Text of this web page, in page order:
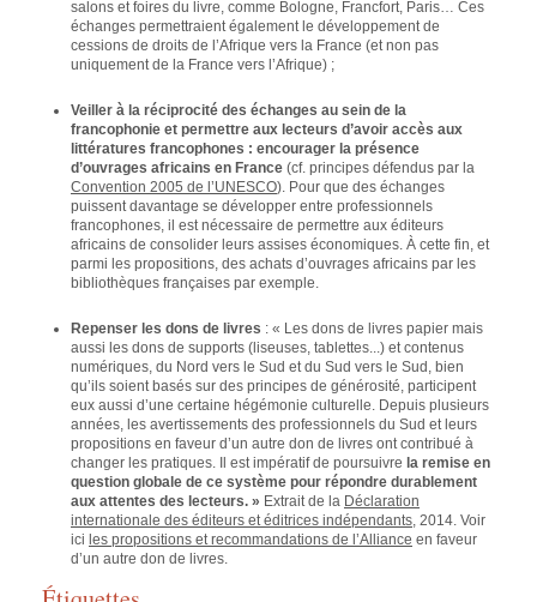
salons et foires du livre, comme Bologne, Francfort, Paris… Ces
échanges permettraient également le développement de
cessions de droits de l’Afrique vers la France (et non pas
uniquement de la France vers l’Afrique) ;
Veiller à la réciprocité des échanges au sein de la
francophonie et permettre aux lecteurs d’avoir accès aux
littératures francophones : encourager la présence
d’ouvrages africains en France (cf. principes défendus par la
Convention 2005 de l’UNESCO). Pour que des échanges
puissent davantage se développer entre professionnels
francophones, il est nécessaire de permettre aux éditeurs
africains de consolider leurs assises économiques. À cette fin, et
parmi les propositions, des achats d’ouvrages africains par les
bibliothèques françaises par exemple.
Repenser les dons de livres : « Les dons de livres papier mais
aussi les dons de supports (liseuses, tablettes...) et contenus
numériques, du Nord vers le Sud et du Sud vers le Sud, bien
qu’ils soient basés sur des principes de générosité, participent
eux aussi d’une certaine hégémonie culturelle. Depuis plusieurs
années, les avertissements des professionnels du Sud et leurs
propositions en faveur d’un autre don de livres ont contribué à
changer les pratiques. Il est impératif de poursuivre la remise en
question globale de ce système pour répondre durablement
aux attentes des lecteurs. » Extrait de la Déclaration
internationale des éditeurs et éditrices indépendants, 2014. Voir
ici les propositions et recommandations de l’Alliance en faveur
d’un autre don de livres.